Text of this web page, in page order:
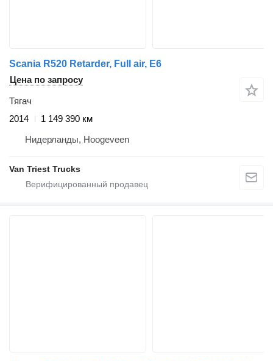
Scania R520 Retarder, Full air, E6
Цена по запросу
Тягач
2014
1 149 390 км
Нидерланды, Hoogeveen
Van Triest Trucks